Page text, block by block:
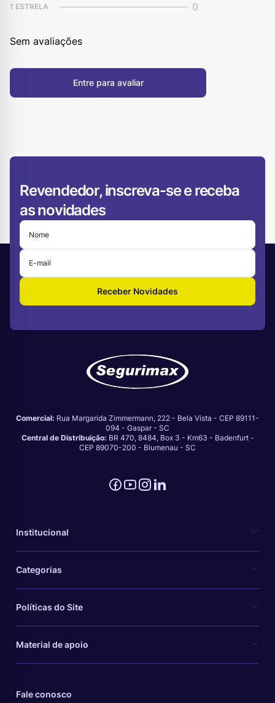
1 ESTRELA 0
Sem avaliações
Entre para avaliar
Revendedor, inscreva-se e receba
as novidades
Receber Novidades
Comercial: Rua Margarida Zimmermann, 222 - Bela Vista - CEP 89111-
094 - Gaspar - SC
Central de Distribuição: BR 470, 8484, Box 3 - Km63 - Badenfurt -
CEP 89070-200 - Blumenau - SC
Institucional
Categorias
Políticas do Site
Material de apoio
Fale conosco